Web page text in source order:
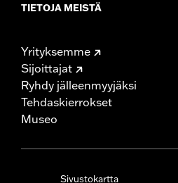
TIETOJA MEISTÄ
Yrityksemme
Sijoittajat
Ryhdy jälleenmyyjäksi
Tehdaskierrokset
Museo
Sivustokartta